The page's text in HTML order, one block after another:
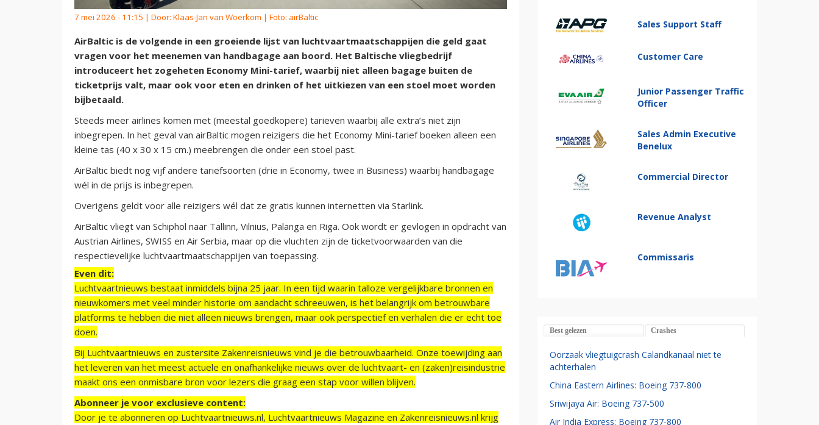
7 mei 2026 - 11:15 | Door: Klaas-Jan van Woerkom | Foto: airBaltic
AirBaltic is de volgende in een groeiende lijst van luchtvaartmaatschappijen die geld gaat
vragen voor het meenemen van handbagage aan boord. Het Baltische vliegbedrijf
introduceert het zogeheten Economy Mini-tarief, waarbij niet alleen bagage buiten de
ticketprijs valt, maar ook voor eten en drinken of het uitkiezen van een stoel moet worden
bijbetaald.
Steeds meer airlines komen met (meestal goedkopere) tarieven waarbij alle extra’s niet zijn
inbegrepen. In het geval van airBaltic mogen reizigers die het Economy Mini-tarief boeken alleen een
kleine tas (40 x 30 x 15 cm.) meebrengen die onder een stoel past.
AirBaltic biedt nog vijf andere tariefsoorten (drie in Economy, twee in Business) waarbij handbagage
wél in de prijs is inbegrepen.
Overigens geldt voor alle reizigers wél dat ze gratis kunnen internetten via Starlink.
AirBaltic vliegt van Schiphol naar Tallinn, Vilnius, Palanga en Riga. Ook wordt er gevlogen in opdracht van
Austrian Airlines, SWISS en Air Serbia, maar op die vluchten zijn de ticketvoorwaarden van die
respectievelijke luchtvaartmaatschappijen van toepassing.
Even dit:
Luchtvaartnieuws bestaat inmiddels bijna 25 jaar. In een tijd waarin talloze vergelijkbare bronnen en
nieuwkomers met veel minder historie om aandacht schreeuwen, is het belangrijk om betrouwbare
platforms te hebben die niet alleen nieuws brengen, maar ook perspectief en verhalen die er echt toe
doen.
Bij Luchtvaartnieuws en zustersite Zakenreisnieuws vind je die betrouwbaarheid. Onze toewijding aan
het leveren van het meest actuele en onafhankelijke nieuws over de luchtvaart- en (zaken)reisindustrie
maakt ons een onmisbare bron voor lezers die graag een stap voor willen blijven.
Abonneer je voor exclusieve content:
Door je te abonneren op Luchtvaartnieuws.nl, Luchtvaartnieuws Magazine en Zakenreisnieuws.nl krijg
Sales Support Staff
Customer Care
Junior Passenger Traffic
Officer
Sales Admin Executive
Benelux
Commercial Director
Revenue Analyst
Commissaris
Best gelezen Crashes
Oorzaak vliegtuigcrash Calandkanaal niet te
achterhalen
China Eastern Airlines: Boeing 737-800
Sriwijaya Air: Boeing 737-500
Air India Express: Boeing 737-800